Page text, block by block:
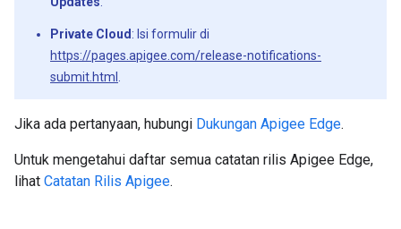
Private Cloud : Isi formulir di
https://pages.apigee.com/release-notifications-
submit.html
Jika ada pertanyaan, hubungi Dukungan Apigee Edge.
Untuk mengetahui daftar semua catatan rilis Apigee Edge,
lihat Catatan Rilis Apigee.